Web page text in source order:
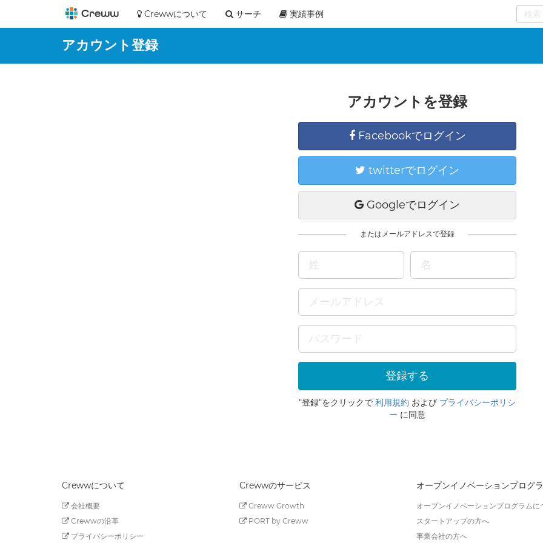
Crewwについて サーチ 実績事例
0
アカウント登録
アカウントを登録
Facebookでログイン
twitterでログイン
Googleでログイン
またはメールアドレスで登録
"登録"をクリックで 利用規約 および プライバシーポリシ
ー に同意
Crewwについて
会社概要
Crewwの沿革
プライバシーポリシー
Crewwのサービス
Creww Growth
PORT by Creww
オープンイノベーションプログ
オープンイノベーションプログラムに
スタートアップの方へ
事業会社の方へ